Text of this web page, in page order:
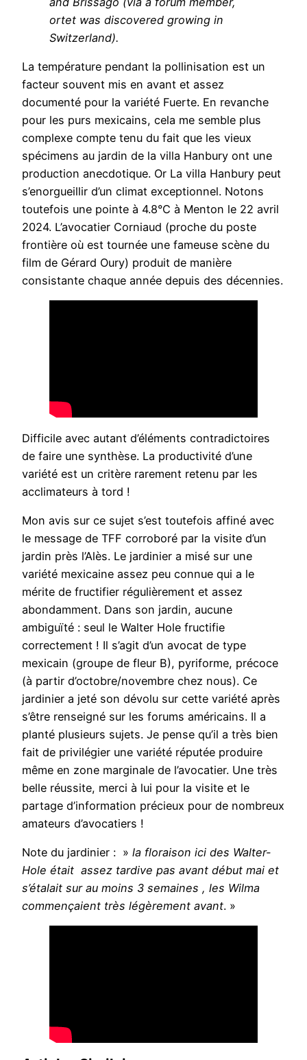
ortet was discovered growing in
Switzerland).
La température pendant la pollinisation est un
facteur souvent mis en avant et assez
documenté pour la variété Fuerte. En revanche
pour les purs mexicains, cela me semble plus
complexe compte tenu du fait que les vieux
spécimens au jardin de la villa Hanbury ont une
production anecdotique. Or La villa Hanbury peut
s’enorgueillir d’un climat exceptionnel. Notons
toutefois une pointe à 4.8°C à Menton le 22 avril
2024. L’avocatier Corniaud (proche du poste
frontière où est tournée une fameuse scène du
film de Gérard Oury) produit de manière
consistante chaque année depuis des décennies.
Difficile avec autant d’éléments contradictoires
de faire une synthèse. La productivité d’une
variété est un critère rarement retenu par les
acclimateurs à tord !
Mon avis sur ce sujet s’est toutefois affiné avec
le message de TFF corroboré par la visite d’un
jardin près l’Alès. Le jardinier a misé sur une
variété mexicaine assez peu connue qui a le
mérite de fructifier régulièrement et assez
abondamment. Dans son jardin, aucune
ambiguïté : seul le Walter Hole fructifie
correctement ! Il s’agit d’un avocat de type
mexicain (groupe de fleur B), pyriforme, précoce
(à partir d’octobre/novembre chez nous). Ce
jardinier a jeté son dévolu sur cette variété après
s’être renseigné sur les forums américains. Il a
planté plusieurs sujets. Je pense qu’il a très bien
fait de privilégier une variété réputée produire
même en zone marginale de l’avocatier. Une très
belle réussite, merci à lui pour la visite et le
partage d’information précieux pour de nombreux
amateurs d’avocatiers !
Note du jardinier : » la floraison ici des Walter-
Hole était assez tardive pas avant début mai et
s’étalait sur au moins 3 semaines , les Wilma
commençaient très légèrement avant. »